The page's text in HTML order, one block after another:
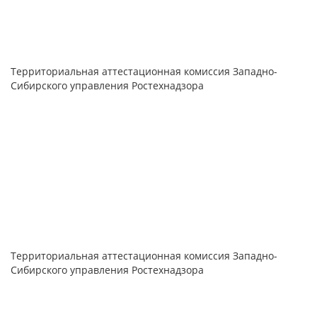
Территориальная аттестационная комиссия Западно-
Сибирского управления Ростехнадзора
Территориальная аттестационная комиссия Западно-
Сибирского управления Ростехнадзора